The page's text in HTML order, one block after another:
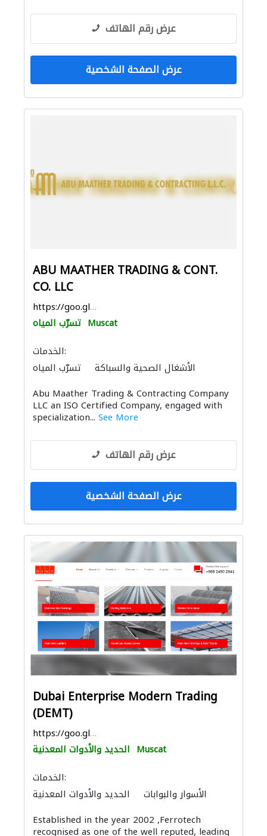
عرض رقم الهاتف
عرض الصفحة الشخصية
ABU MAATHER TRADING & CONT.
CO. LLC
https://goo.gl/maps/j5PQMmKn5Ekh2Nf7A
تسرّب المياه Muscat
الخدمات:
تسرّب المياه
الأشغال الصحية والسباكة
مقاولون لمكافحة الحريق أنظمة الأسقف
Abu Maather Trading & Contracting Company
LLC an ISO Certified Company, engaged with
specialization... See More
عرض رقم الهاتف
عرض الصفحة الشخصية
Dubai Enterprise Modern Trading
(DEMT)
https://goo.gl/maps/G3xD7GqSM21SHsWm8
الحديد والأدوات المعدنية Muscat
الخدمات:
الحديد والأدوات المعدنية
الأسوار والبوابات
المنيوم
Established in the year 2002 ,Ferrotech
recognised as one of the well reputed, leading